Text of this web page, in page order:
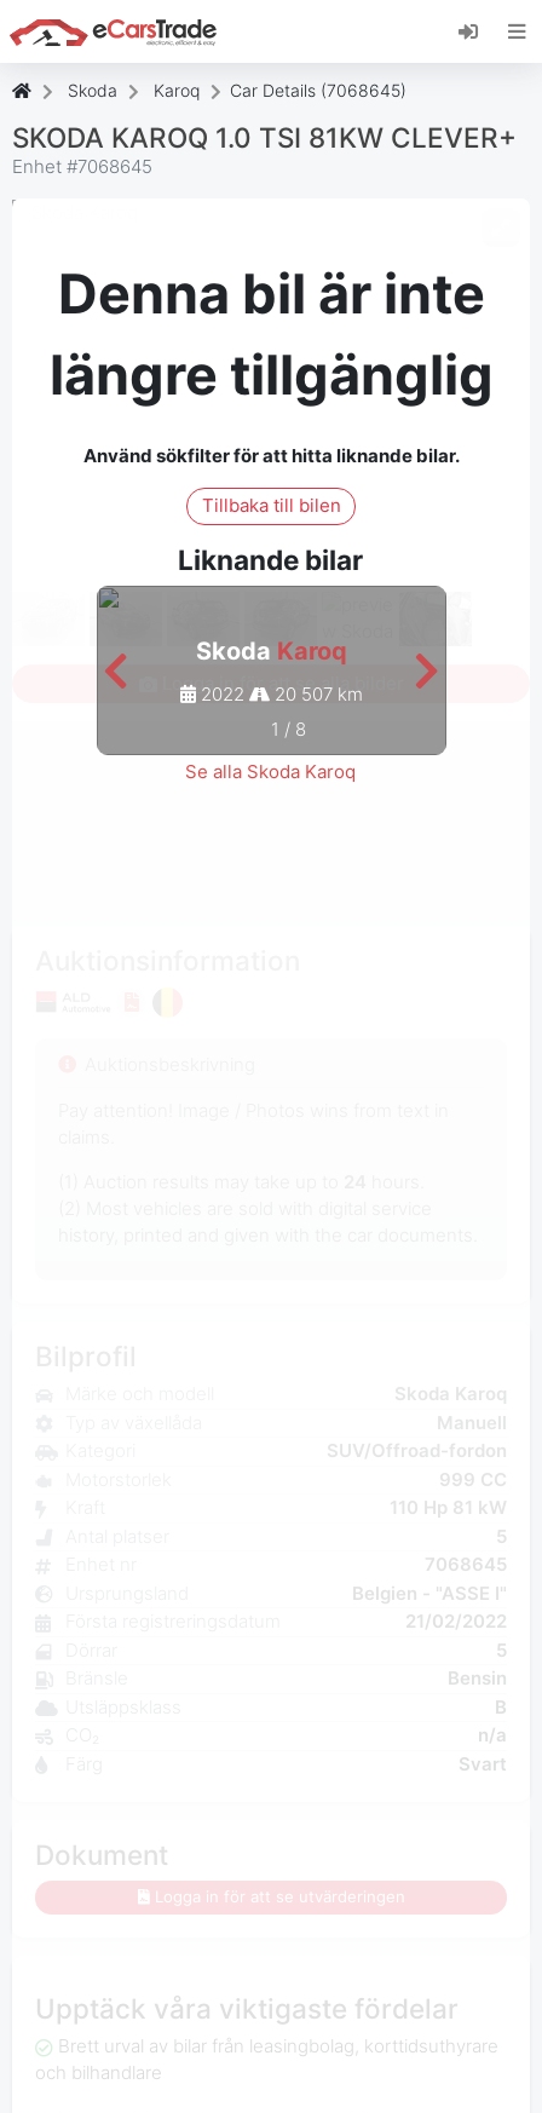
Installera eCarsTrade webbapp, lägg till den på
din startskärm och få omedelbara
Skoda Karoq Car Details (7068645)
SKODA KAROQ 1.0 TSI 81KW CLEVER+
Enhet #7068645
Denna bil är inte
längre tillgänglig
Använd sökfilter för att hitta liknande bilar.
Tillbaka till bilen
Liknande bilar
Skoda Karoq
2022
20 507 km
1 / 8
Se alla Skoda Karoq
Logga in för att se alla bilder
Skoda Karoq
Manuell
SUV/Offroad-fordon
999 CC
110 Hp 81 kW
5
7068645
Belgien - "ASSE I"
21/02/2022
5
Bensin
B
n/a
Svart
Dokument
Logga in för att se utvärderingen
Upptäck våra viktigaste fördelar
Brett urval av bilar från leasingbolag, korttidsuthyrare
och bilhandlare